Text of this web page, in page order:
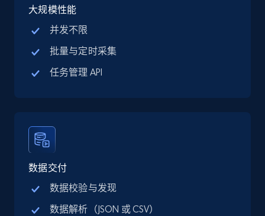
records by location search
Place id, URL, Country, Name, Category,
Address, Description, Business details, and
more.
Google Maps full information - Collect
Google Maps Businesses data by place id
Place id, URL, Country, Name, Category,
Address, Description, Business details, and
大规模性能
并发不限
批量与定时采集
任务管理 API
数据交付
数据校验与发现
数据解析（JSON 或 CSV）